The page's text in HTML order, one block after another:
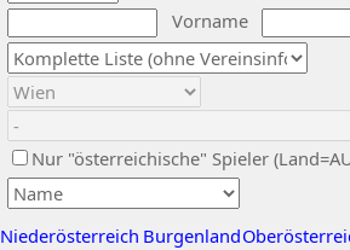
Vorname
Nur "österreichische" Spieler
Niederösterreich Burgenland